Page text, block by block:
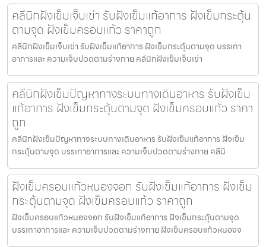
คลีนิกฝังเข็มเจ็บเข่า รับฝังเข็มแก้อาการ ฝังเข็มกระตุ้น
ตามจุด ฝังเข็มครอบแก้ว ราคาถูก
คลีนิกฝังเข็มเจ็บเข่า รับฝังเข็มแก้อาการ ฝังเข็มกระตุ้นตามจุด บรรเทา
อาการและ ความเจ็บปวดตามร่างกาย คลีนิกฝังเข็มเจ็บเข่า
คลีนิกฝังเข็มปัญหาทางระบบทางเดินอาหาร รับฝังเข็ม
แก้อาการ ฝังเข็มกระตุ้นตามจุด ฝังเข็มครอบแก้ว ราคา
ถูก
คลีนิกฝังเข็มปัญหาทางระบบทางเดินอาหาร รับฝังเข็มแก้อาการ ฝังเข็ม
กระตุ้นตามจุด บรรเทาอาการและ ความเจ็บปวดตามร่างกาย คลีนิ
ฝังเข็มครอบแก้วหนองจอก รับฝังเข็มแก้อาการ ฝังเข็ม
กระตุ้นตามจุด ฝังเข็มครอบแก้ว ราคาถูก
ฝังเข็มครอบแก้วหนองจอก รับฝังเข็มแก้อาการ ฝังเข็มกระตุ้นตามจุด
บรรเทาอาการและ ความเจ็บปวดตามร่างกาย ฝังเข็มครอบแก้วหนองจ